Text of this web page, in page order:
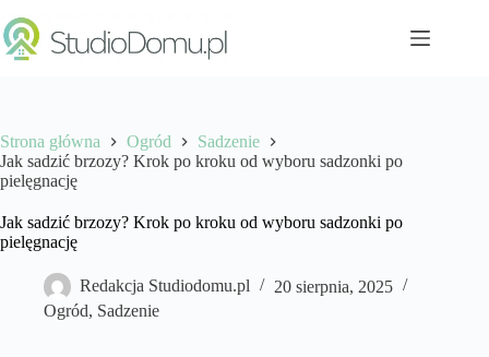
do
treści
Strona główna Ogród
Sadzenie
Jak sadzić brzozy? Krok po kroku od wyboru sadzonki po
pielęgnację
Jak sadzić brzozy? Krok po kroku od wyboru sadzonki po
pielęgnację
Redakcja Studiodomu.pl
20 sierpnia, 2025
Ogród, Sadzenie